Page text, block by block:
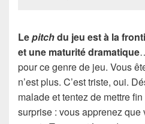
Lepitchdu jeu est à la
et une maturité dramatique
pour ce genre de jeu. Vous
n’est plus. C’est triste, oui.
malade et tentez de mettre
surprise : vous apprenez